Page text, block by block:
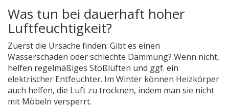
Was tun bei dauerhaft hoher
Luftfeuchtigkeit?
Zuerst die Ursache finden: Gibt es einen
Wasserschaden oder schlechte Dämmung? Wenn nicht,
helfen regelmäßiges Stoßlüften und ggf. ein
elektrischer Entfeuchter. Im Winter können Heizkörper
auch helfen, die Luft zu trocknen, indem man sie nicht
mit Möbeln versperrt.